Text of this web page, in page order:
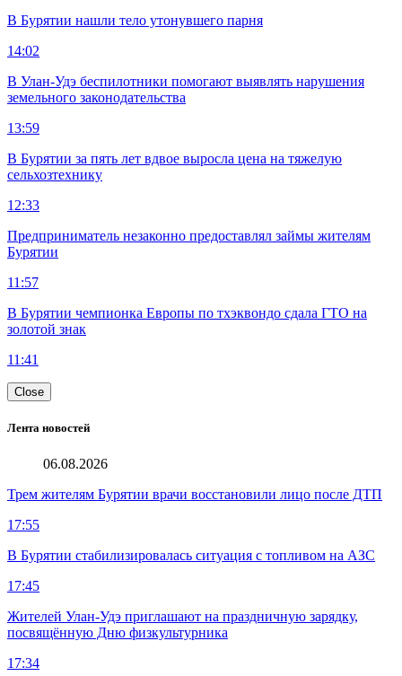
В Бурятии нашли тело утонувшего парня
14:02
В Улан-Удэ беспилотники помогают выявлять нарушения
земельного законодательства
13:59
В Бурятии за пять лет вдвое выросла цена на тяжелую
сельхозтехнику
12:33
Предприниматель незаконно предоставлял займы жителям
Бурятии
11:57
В Бурятии чемпионка Европы по тхэквондо сдала ГТО на
золотой знак
11:41
Close
Лента новостей
06.08.2026
Трем жителям Бурятии врачи восстановили лицо после ДТП
17:55
В Бурятии стабилизировалась ситуация с топливом на АЗС
17:45
Жителей Улан-Удэ приглашают на праздничную зарядку,
посвящённую Дню физкультурника
17:34